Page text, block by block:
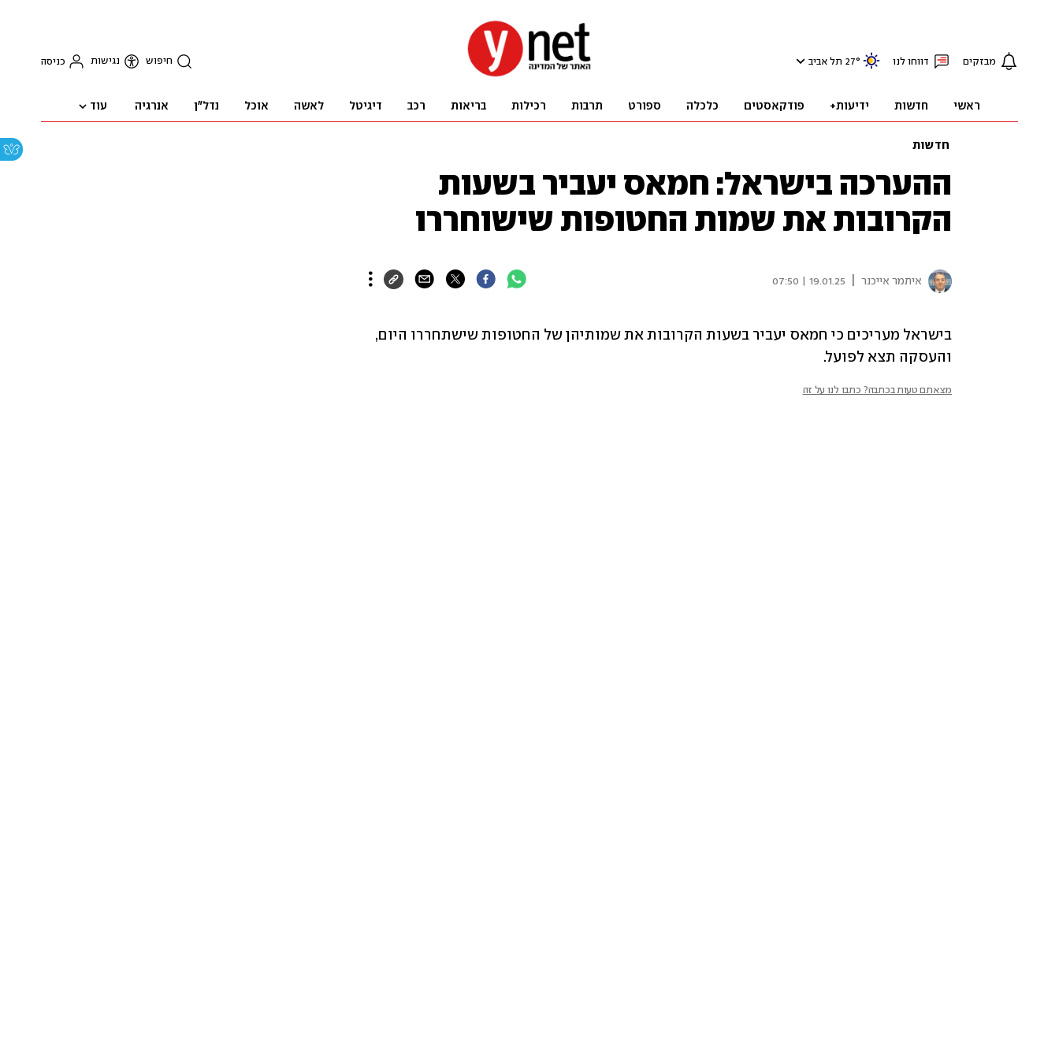
מבזקים דווחו לנו 27° תל אביב חיפוש נגישות כניסה
ראשי חדשות ידיעות+ פודקאסטים כלכלה ספורט תרבות רכילות בריאות רכב דיגיטל לאשה אוכל נדל"ן אנרגיה עוד
חדשות
ההערכה בישראל: חמאס יעביר בשעות
הקרובות את שמות החטופות שישוחררו
איתמר אייכנר 19.01.25 | 07:50
והעסקה תצא לפועל.
מצאתם טעות בכתבה? כתבו לנו על זה